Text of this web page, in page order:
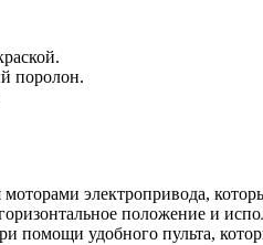
поролон.
электропривода,
положение и
помощи удобного пульта,